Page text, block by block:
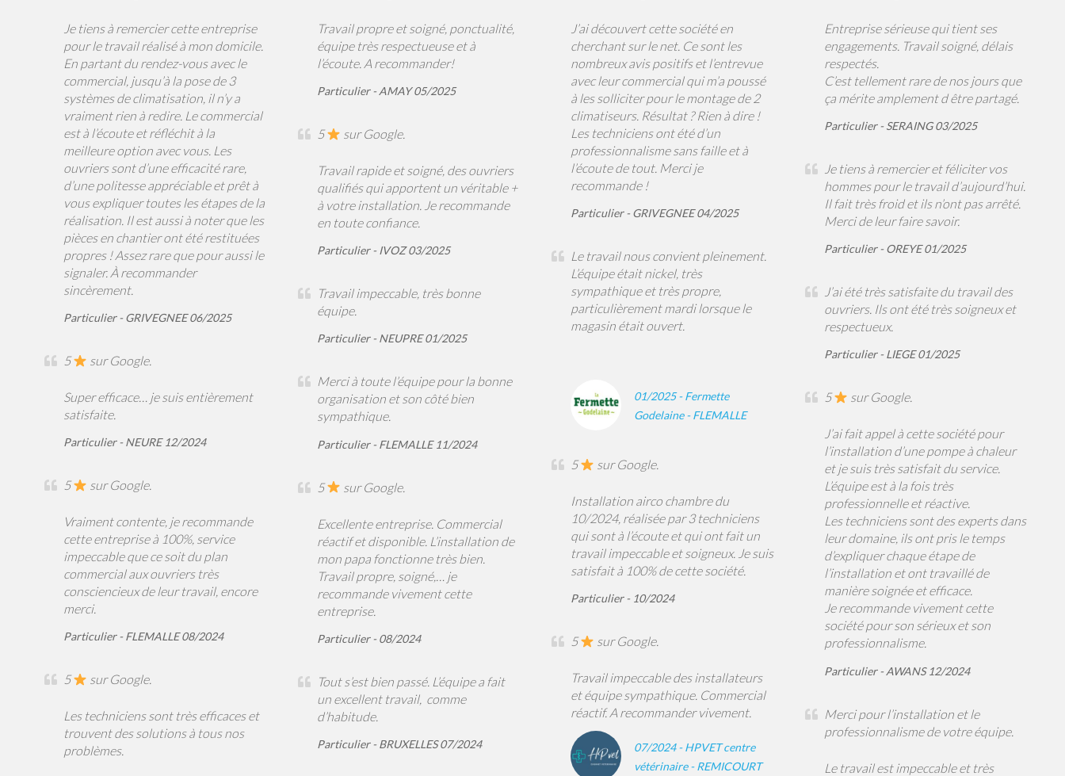
Je tiens à remercier cette entreprise
pour le travail réalisé à mon domicile.
En partant du rendez-vous avec le
commercial, jusqu’à la pose de 3
systèmes de climatisation, il n’y a
vraiment rien à redire. Le commercial
est à l’écoute et réfléchit à la
meilleure option avec vous. Les
ouvriers sont d’une efficacité rare,
d’une politesse appréciable et prêt à
vous expliquer toutes les étapes de la
réalisation. Il est aussi à noter que les
pièces en chantier ont été restituées
propres ! Assez rare que pour aussi le
signaler. À recommander
sincèrement.
Particulier - GRIVEGNEE 06/2025
Travail propre et soigné, ponctualité,
équipe très respectueuse et à
l’écoute. A recommander!
Particulier - AMAY 05/2025
J’ai découvert cette société en
cherchant sur le net. Ce sont les
nombreux avis positifs et l’entrevue
avec leur commercial qui m’a poussé
à les solliciter pour le montage de 2
climatiseurs. Résultat ? Rien à dire !
Les techniciens ont été d’un
professionnalisme sans faille et à
l’écoute de tout. Merci je
recommande !
Particulier - GRIVEGNEE 04/2025
Entreprise sérieuse qui tient ses
engagements. Travail soigné, délais
respectés.
C’est tellement rare de nos jours que
ça mérite amplement d être partagé.
Particulier - SERAING 03/2025
5 sur Google.
Travail rapide et soigné, des ouvriers
qualifiés qui apportent un véritable +
à votre installation. Je recommande
en toute confiance.
Particulier - IVOZ 03/2025
Je tiens à remercier et féliciter vos
hommes pour le travail d’aujourd’hui.
Il fait très froid et ils n’ont pas arrêté.
Merci de leur faire savoir.
Particulier - OREYE 01/2025
Le travail nous convient pleinement.
L’équipe était nickel, très
sympathique et très propre,
particulièrement mardi lorsque le
magasin était ouvert.
01/2025 - Fermette
Godelaine - FLEMALLE
J’ai été très satisfaite du travail des
ouvriers. Ils ont été très soigneux et
respectueux.
Particulier - LIEGE 01/2025
Travail impeccable, très bonne
équipe.
Particulier - NEUPRE 01/2025
5 sur Google.
Super efficace… je suis entièrement
satisfaite.
Particulier - NEURE 12/2024
Merci à toute l’équipe pour la bonne
organisation et son côté bien
sympathique.
Particulier - FLEMALLE 11/2024
5 sur Google.
J’ai fait appel à cette société pour
l’installation d’une pompe à chaleur
et je suis très satisfait du service.
L’équipe est à la fois très
professionnelle et réactive.
Les techniciens sont des experts dans
leur domaine, ils ont pris le temps
d’expliquer chaque étape de
l’installation et ont travaillé de
manière soignée et efficace.
Je recommande vivement cette
société pour son sérieux et son
professionnalisme.
Particulier - AWANS 12/2024
5 sur Google.
Installation airco chambre du
10/2024, réalisée par 3 techniciens
qui sont à l’écoute et qui ont fait un
travail impeccable et soigneux. Je suis
satisfait à 100% de cette société.
Particulier - 10/2024
5 sur Google.
Vraiment contente, je recommande
cette entreprise à 100%, service
impeccable que ce soit du plan
commercial aux ouvriers très
consciencieux de leur travail, encore
merci.
Particulier - FLEMALLE 08/2024
5 sur Google.
Excellente entreprise. Commercial
réactif et disponible. L’installation de
mon papa fonctionne très bien.
Travail propre, soigné,… je
recommande vivement cette
entreprise.
Particulier - 08/2024 5 sur Google.
Travail impeccable des installateurs
et équipe sympathique. Commercial
réactif. A recommander vivement.
07/2024 - HPVET centre
vétérinaire - REMICOURT
5 sur Google.
Les techniciens sont très efficaces et
trouvent des solutions à tous nos
problèmes.
Tout s’est bien passé. L’équipe a fait
un excellent travail, comme
d’habitude.
Particulier - BRUXELLES 07/2024
Merci pour l’installation et le
professionnalisme de votre équipe.
Le travail est impeccable et très